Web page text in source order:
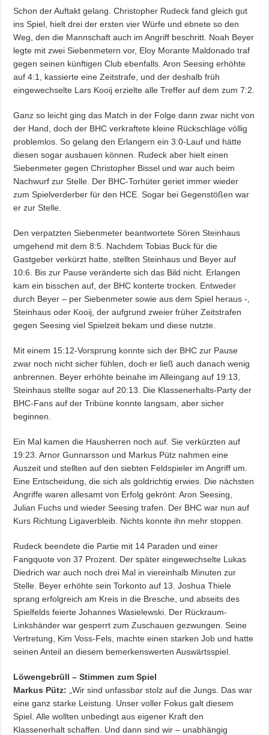
Schon der Auftakt gelang. Christopher Rudeck fand gleich gut
ins Spiel, hielt drei der ersten vier Würfe und ebnete so den
Weg, den die Mannschaft auch im Angriff beschritt. Noah Beyer
legte mit zwei Siebenmetern vor, Eloy Morante Maldonado traf
gegen seinen künftigen Club ebenfalls. Aron Seesing erhöhte
auf 4:1, kassierte eine Zeitstrafe, und der deshalb früh
eingewechselte Lars Kooij erzielte alle Treffer auf dem zum 7:2.
Ganz so leicht ging das Match in der Folge dann zwar nicht von
der Hand, doch der BHC verkraftete kleine Rückschläge völlig
problemlos. So gelang den Erlangern ein 3:0-Lauf und hätte
diesen sogar ausbauen können. Rudeck aber hielt einen
Siebenmeter gegen Christopher Bissel und war auch beim
Nachwurf zur Stelle. Der BHC-Torhüter geriet immer wieder
zum Spielverderber für den HCE. Sogar bei Gegenstößen war
er zur Stelle.
Den verpatzten Siebenmeter beantwortete Sören Steinhaus
umgehend mit dem 8:5. Nachdem Tobias Buck für die
Gastgeber verkürzt hatte, stellten Steinhaus und Beyer auf
10:6. Bis zur Pause veränderte sich das Bild nicht. Erlangen
kam ein bisschen auf, der BHC konterte trocken. Entweder
durch Beyer – per Siebenmeter sowie aus dem Spiel heraus -,
Steinhaus oder Kooij, der aufgrund zweier früher Zeitstrafen
gegen Seesing viel Spielzeit bekam und diese nutzte.
Mit einem 15:12-Vorsprung konnte sich der BHC zur Pause
zwar noch nicht sicher fühlen, doch er ließ auch danach wenig
anbrennen. Beyer erhöhte beinahe im Alleingang auf 19:13,
Steinhaus stellte sogar auf 20:13. Die Klassenerhalts-Party der
BHC-Fans auf der Tribüne konnte langsam, aber sicher
beginnen.
Ein Mal kamen die Hausherren noch auf. Sie verkürzten auf
19:23. Arnor Gunnarsson und Markus Pütz nahmen eine
Auszeit und stellten auf den siebten Feldspieler im Angriff um.
Eine Entscheidung, die sich als goldrichtig erwies. Die nächsten
Angriffe waren allesamt von Erfolg gekrönt: Aron Seesing,
Julian Fuchs und wieder Seesing trafen. Der BHC war nun auf
Kurs Richtung Ligaverbleib. Nichts konnte ihn mehr stoppen.
Rudeck beendete die Partie mit 14 Paraden und einer
Fangquote von 37 Prozent. Der später eingewechselte Lukas
Diedrich war auch noch drei Mal in viereinhalb Minuten zur
Stelle. Beyer erhöhte sein Torkonto auf 13. Joshua Thiele
sprang erfolgreich am Kreis in die Bresche, und abseits des
Spielfelds feierte Johannes Wasielewski. Der Rückraum-
Linkshänder war gesperrt zum Zuschauen gezwungen. Seine
Vertretung, Kim Voss-Fels, machte einen starken Job und hatte
seinen Anteil an diesem bemerkenswerten Auswärtsspiel.
Löwengebrüll – Stimmen zum Spiel
Markus Pütz: „Wir sind unfassbar stolz auf die Jungs. Das war
eine ganz starke Leistung. Unser voller Fokus galt diesem
Spiel. Alle wollten unbedingt aus eigener Kraft den
Klassenerhalt schaffen. Und dann sind wir – unabhängig